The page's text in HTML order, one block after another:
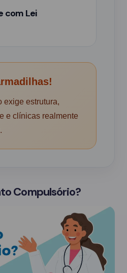
com Lei
exige estrutura,
e clínicas realmente
Compulsório?